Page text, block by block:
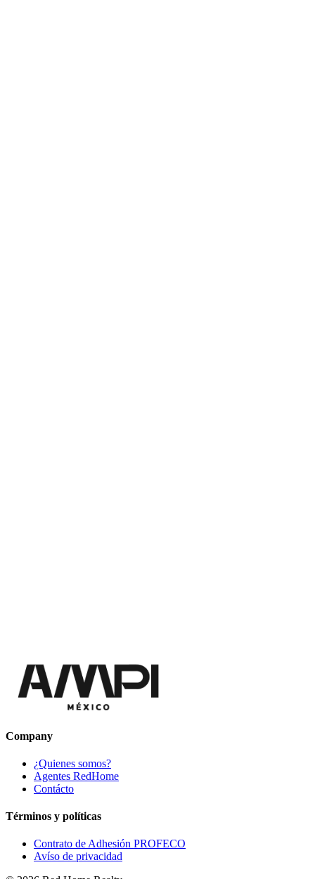
Company
¿Quienes somos?
Agentes RedHome
Contácto
Términos y políticas
Contrato de Adhesión PROFECO
Avíso de privacidad